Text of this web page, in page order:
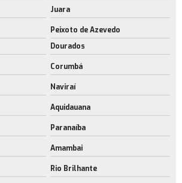
Juara
Peixoto de Azevedo
Dourados
Corumbá
Naviraí
Aquidauana
Paranaíba
Amambai
Rio Brilhante